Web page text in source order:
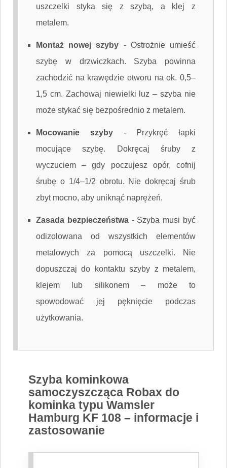
uszczelki styka się z szybą, a klej z
metalem.
Montaż nowej szyby - Ostrożnie umieść
szybę w drzwiczkach. Szyba powinna
zachodzić na krawędzie otworu na ok. 0,5–
1,5 cm. Zachowaj niewielki luz – szyba nie
może stykać się bezpośrednio z metalem.
Mocowanie szyby-
Przykręć łapki
mocujące szybę. Dokręcaj śruby z
wyczuciem – gdy poczujesz opór, cofnij
śrubę o 1/4–1/2 obrotu. Nie dokręcaj śrub
zbyt mocno, aby uniknąć naprężeń.
Zasada bezpieczeństwa- Szyba musi być
odizolowana od wszystkich elementów
metalowych za pomocą uszczelki. Nie
dopuszczaj do kontaktu szyby z metalem,
klejem lub silikonem – może to
spowodować jej pęknięcie podczas
użytkowania.
Szyba kominkowa
samoczyszcząca Robax do
kominka typu Wamsler
Hamburg KF 108 – informacje i
zastosowanie